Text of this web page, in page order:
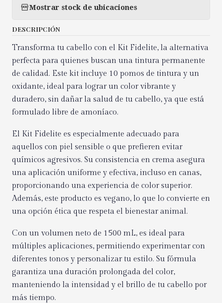
Mostrar stock de ubicaciones
DESCRIPCIÓN
Transforma tu cabello con el Kit Fidelite, la alternativa
perfecta para quienes buscan una tintura permanente
de calidad. Este kit incluye 10 pomos de tintura y un
oxidante, ideal para lograr un color vibrante y
duradero, sin dañar la salud de tu cabello, ya que está
formulado libre de amoníaco.
El Kit Fidelite es especialmente adecuado para
aquellos con piel sensible o que prefieren evitar
químicos agresivos. Su consistencia en crema asegura
una aplicación uniforme y efectiva, incluso en canas,
proporcionando una experiencia de color superior.
Además, este producto es vegano, lo que lo convierte en
una opción ética que respeta el bienestar animal.
Con un volumen neto de 1500 mL, es ideal para
múltiples aplicaciones, permitiendo experimentar con
diferentes tonos y personalizar tu estilo. Su fórmula
garantiza una duración prolongada del color,
manteniendo la intensidad y el brillo de tu cabello por
más tiempo.